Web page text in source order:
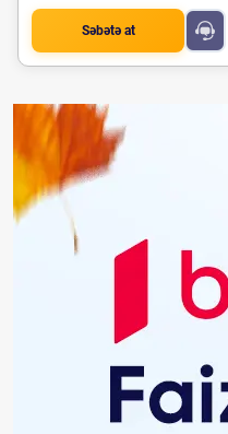
Səbətə at